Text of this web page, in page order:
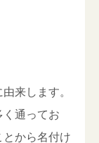
来します。
く通ってお
とから名付け